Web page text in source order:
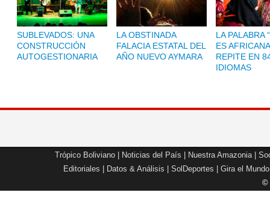
SUBLEVADOS: UNA
CONSTRUCCIÓN
AUTOGESTIONARIA
LA OBSTINADA
FALACIA ESTATAL DEL
AÑO NUEVO AYMARA
LA PALABRA
ES
REPITE EN
IDIOMAS
Trópico Boliviano Noticias del País Nuestra Amazonia|
Editoriales
Datos & Análisis SolDeportes Gira el Mundo
©